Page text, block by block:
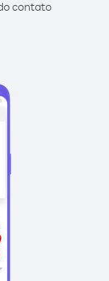
contato